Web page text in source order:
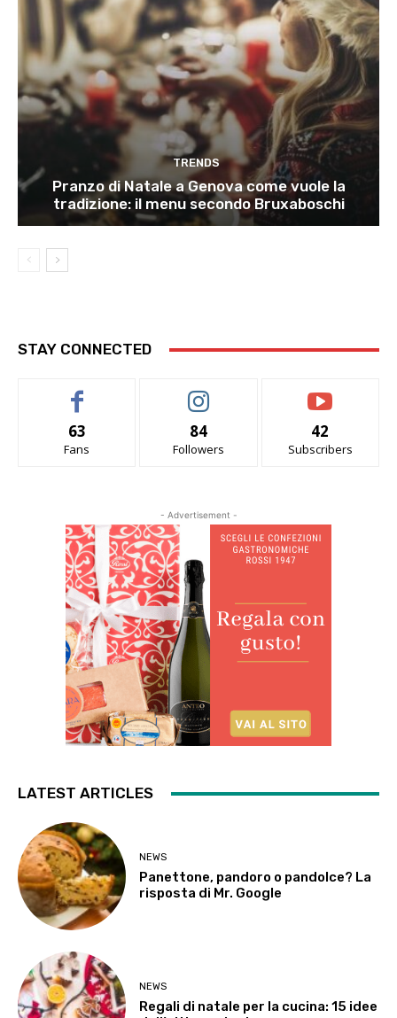
TRENDS
Pranzo di Natale a Genova come vuole la
tradizione: il menu secondo Bruxaboschi
STAY CONNECTED
63
Fans
84
Followers
42
Subscribers
- Advertisement -
LATEST ARTICLES
NEWS
Panettone, pandoro o pandolce? La
risposta di Mr. Google
NEWS
Regali di natale per la cucina: 15 idee